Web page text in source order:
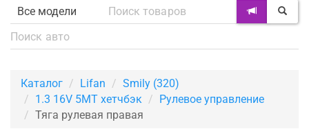
Каталог Lifan
Smily (320)
1.3 16V 5MT хетчбэк
Рулевое управление
Тяга рулевая правая